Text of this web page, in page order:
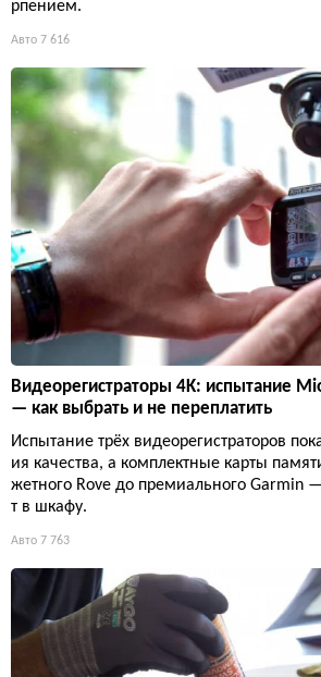
рпением.
Авто 7 616
Видеорегистраторы 4K: испытание
— как выбрать и не переплатить
Испытание трёх видеорегистраторов
ия качества, а комплектные карты
жетного Rove до премиального Garmin
т в шкафу.
Авто 7 763